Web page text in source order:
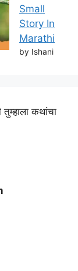
Small
Story In
Marathi
by Ishani
कथांचा